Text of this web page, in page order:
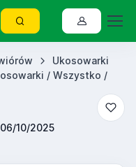
Ukosowarki
/ Wszystko /
06/10/2025